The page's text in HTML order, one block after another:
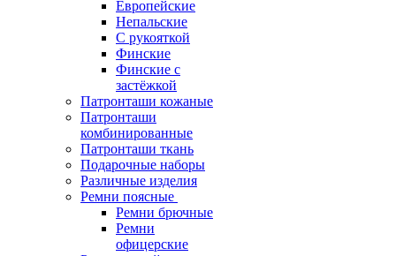
Европейские
Непальские
С рукояткой
Финские
Финские с
застёжкой
Патронташи кожаные
Патронташи
комбинированные
Патронташи ткань
Подарочные наборы
Различные изделия
Ремни поясные
Ремни брючные
Ремни
офицерские